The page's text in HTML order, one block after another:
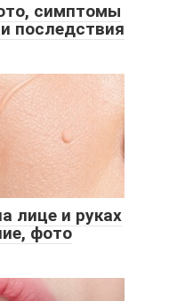
симптомы
последствия
лице и руках
фото